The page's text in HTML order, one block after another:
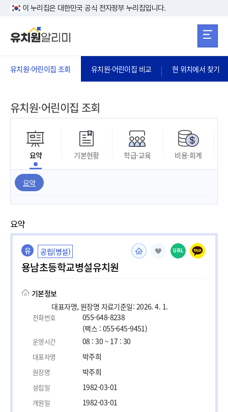
본문 바로가기
이 누리집은 대한민국 공식 전자정부 누리집입니다.
유치원·어린이집 조회 유치원·어린이집 비교 현 위치에서 찾기
유치원·어린이집 조회
요약 기본현황 학급·교육 비용·회계
요약
요약
유 공립(병설)
용남초등학교병설유치원
URL
기본정보
대표자명, 원장명 자료기준일: 2026. 4. 1.
전화번호
055-648-8238
(팩스 : 055-645-9451)
운영시간 08 : 30 ~ 17 : 30
대표자명 박주희
원장명 박주희
설립일 1982-03-01
개원일 1982-03-01